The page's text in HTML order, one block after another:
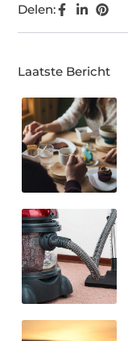
Delen:
Laatste Bericht